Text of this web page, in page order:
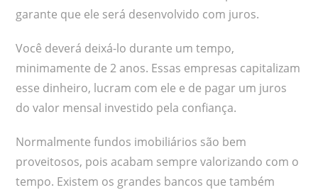
garante que ele será desenvolvido com juros.
Você deverá deixá-lo durante um tempo,
minimamente de 2 anos. Essas empresas capitalizam
esse dinheiro, lucram com ele e de pagar um juros
do valor mensal investido pela confiança.
Normalmente fundos imobiliários são bem
proveitosos, pois acabam sempre valorizando com o
tempo. Existem os grandes bancos que também